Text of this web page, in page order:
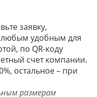
заявку,
любым удобным для
по QR-коду
счет компании.
остальное – при